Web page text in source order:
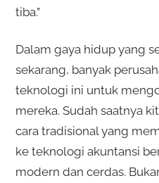
tiba.”
Dalam gaya hidup yang
sekarang, banyak
teknologi ini untuk
mereka. Sudah saatnya
cara tradisional yang
ke teknologi akuntansi
modern dan cerdas.